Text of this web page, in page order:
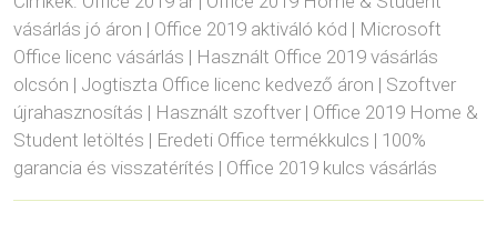
vásárlás jó áron | Office 2019 aktiváló kód | Microsoft
Office licenc vásárlás | Használt Office 2019 vásárlás
olcsón | Jogtiszta Office licenc kedvező áron | Szoftver
újrahasznosítás | Használt szoftver | Office 2019 Home &
Student letöltés | Eredeti Office termékkulcs | 100%
garancia és visszatérítés | Office 2019 kulcs vásárlás